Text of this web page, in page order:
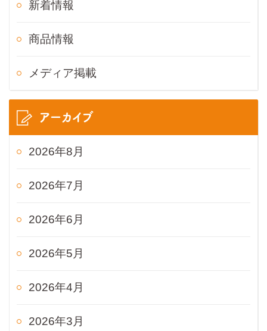
新着情報
商品情報
メディア掲載
アーカイブ
2026年8月
2026年7月
2026年6月
2026年5月
2026年4月
2026年3月